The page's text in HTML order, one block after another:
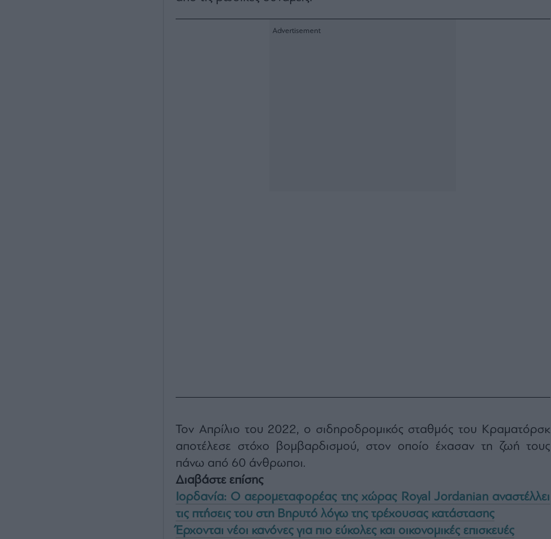
Τον Απρίλιο του 2022, ο σιδηροδρομικός σταθμός του Κραματόρσκ
αποτέλεσε στόχο βομβαρδισμού, στον οποίο έχασαν τη ζωή τους
πάνω από 60 άνθρωποι.
Διαβάστε επίσης
Ιορδανία: Ο αερομεταφορέας της χώρας Royal Jordanian αναστέλλει
τις πτήσεις του στη Βηρυτό λόγω της τρέχουσας κατάστασης
Έρχονται νέοι κανόνες για πιο εύκολες και οικονομικές επισκευές